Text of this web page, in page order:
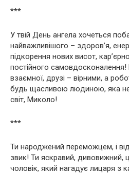
***
У твій День ангела хочеться
найважливішого – здоров’я,
підкорення нових висот,
постійного
взаємної, друзі – вірними, а
будь щасливою людиною, яка
світ, Миколо!
***
Ти народжений переможцем, і
звик! Ти яскравий, дивовижний,
чоловік, який нагадує лицаря з